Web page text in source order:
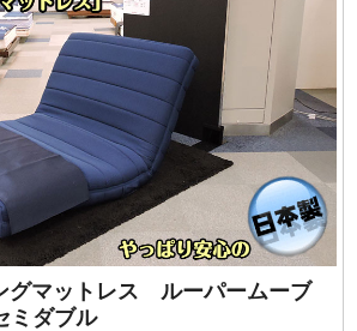
グマットレス ルーパームーブ
ダブル